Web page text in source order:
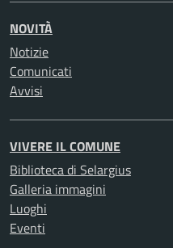
NOVITÀ
Notizie
Comunicati
Avvisi
VIVERE IL COMUNE
Biblioteca di Selargius
Galleria immagini
Luoghi
Eventi